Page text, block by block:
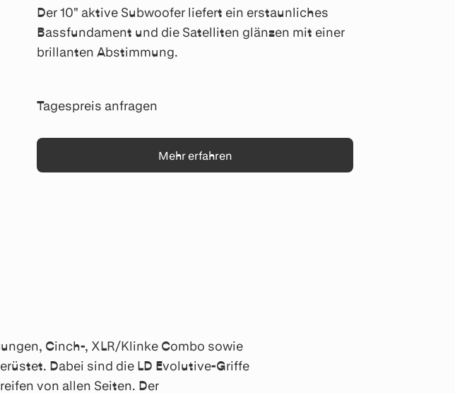
Der 10" aktive Subwoofer liefert ein erstaunliches
Bassfundament und die Satelliten glänzen mit einer
brillanten Abstimmung.
Tagespreis anfragen
Mehr erfahren
Cinch-, XLR/Klinke Combo sowie
Dabei sind die LD Evolutive-Griffe
von allen Seiten. Der